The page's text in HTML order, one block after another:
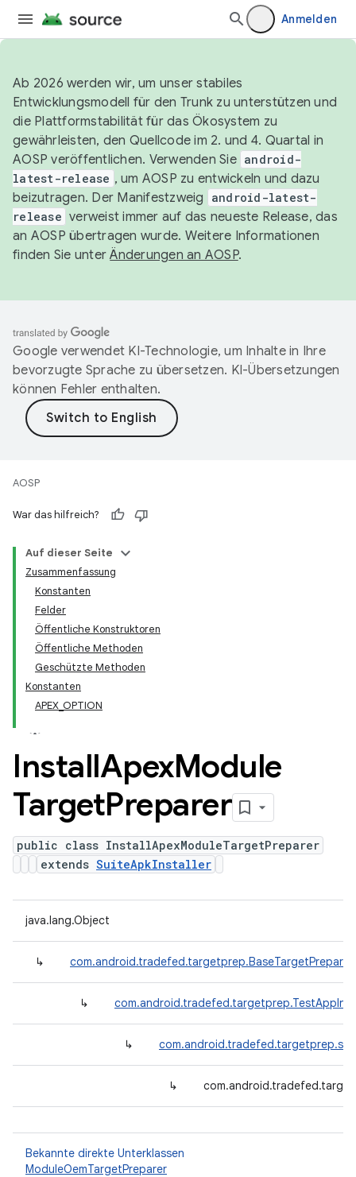
Anmelden
Ab 2026 werden wir, um unser stabiles
Entwicklungsmodell für den Trunk zu unterstützen und
die Plattformstabilität für das Ökosystem zu
gewährleisten, den Quellcode im 2. und 4. Quartal in
AOSP veröffentlichen. Verwenden Sie android-
latest-release , um AOSP zu entwickeln und dazu
beizutragen. Der Manifestzweig
android-latest-
release verweist immer auf das neueste Release, das
an AOSP übertragen wurde. Weitere Informationen
finden Sie unterÄnderungen an AOSP.
Google verwendet KI-Technologie, um Inhalte in Ihre
bevorzugte Sprache zu übersetzen. KI-Übersetzungen
können Fehler enthalten.
AOSP
War das hilfreich?
Auf dieser Seite
Zusammenfassung
Konstanten
Felder
Öffentliche Konstruktoren
Öffentliche Methoden
Geschützte Methoden
Konstanten
APEX_OPTION
InstallApexModule
TargetPreparer
public class InstallApexModuleTargetPreparer
extends SuiteApkInstaller
java.lang.Object
↳ com.android.tradefed.targetprep.BaseTargetPreparer
↳
↳
↳
Bekannte direkte Unterklassen
ModuleOemTargetPreparer